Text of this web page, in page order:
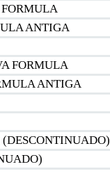
ANTIGA
FORMULA
ANTIGA